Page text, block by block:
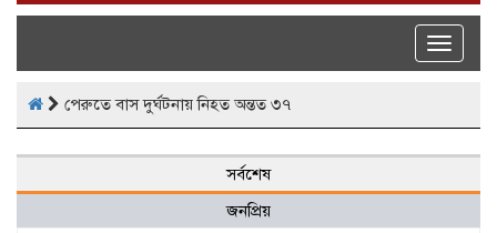
Toggle
পেরুতে বাস দুর্ঘটনায় নিহত অন্তত ৩৭
সর্বশেষ
জনপ্রিয়